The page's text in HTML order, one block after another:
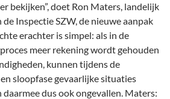
bekijken”, doet Ron Maters, landelijk
Inspectie SZW, de nieuwe aanpak
erachter is simpel: als in de
meer rekening wordt gehouden
kunnen tijdens de
sloopfase gevaarlijke situaties
dus ook ongevallen. Maters: